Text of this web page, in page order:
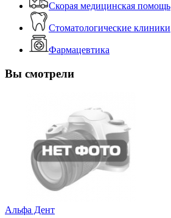
Скорая медицинская помощь
Стоматологические клиники
Фармацевтика
Вы смотрели
Альфа Дент